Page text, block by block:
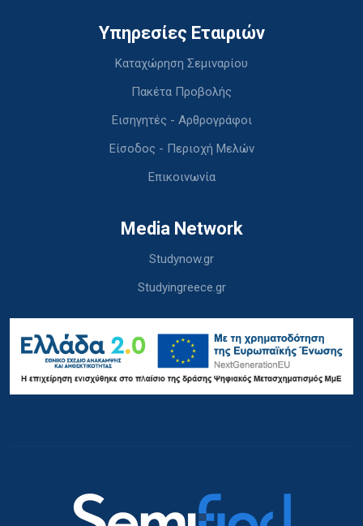
Υπηρεσίες Εταιριών
Καταχώρηση Σεμιναρίου
Πακέτα Προβολής
Εισηγητές - Αρθρογράφοι
Είσοδος - Περιοχή Μελών
Επικοινωνία
Media Network
Studynow.gr
Studyingreece.gr